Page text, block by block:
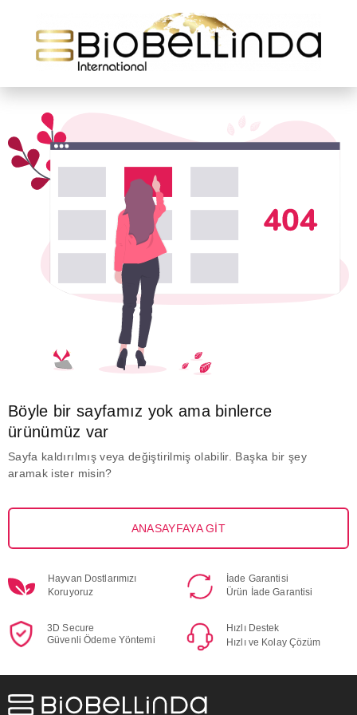
Böyle bir sayfamız yok ama binlerce
ürünümüz var
Sayfa kaldırılmış veya değiştirilmiş olabilir. Başka bir şey
aramak ister misin?
ANASAYFAYA GİT
Hayvan Dostlarımızı
Koruyoruz
İade Garantisi
Ürün İade Garantisi
3D Secure
Güvenli Ödeme Yöntemi
Hızlı Destek
Hızlı ve Kolay Çözüm